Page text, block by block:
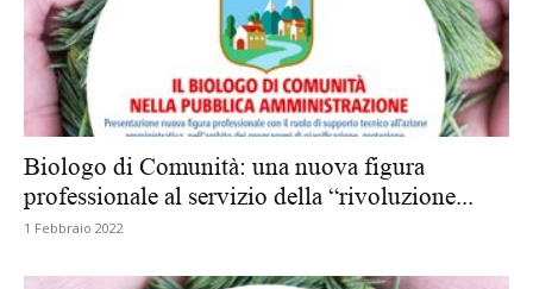
Biologo di Comunità: una nuova figura
professionale al servizio della “rivoluzione...
1 Febbraio 2022